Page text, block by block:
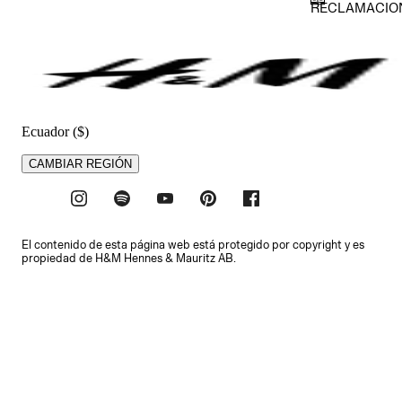
Ecuador ($)
CAMBIAR REGIÓN
El contenido de esta página web está protegido por copyright y es
propiedad de H&M Hennes & Mauritz AB.